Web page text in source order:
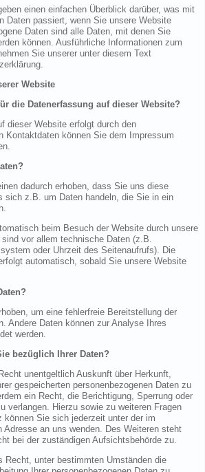
einen einfachen Überblick darüber, was mit
Daten passiert, wenn Sie unsere Website
Daten sind alle Daten, mit denen Sie
können. Ausführliche Informationen zum
Sie unserer unter diesem Text
Website
die Datenerfassung auf dieser Website?
dieser Website erfolgt durch den
Kontaktdaten können Sie dem Impressum
dadurch erhoben, dass Sie uns diese
sich z.B. um Daten handeln, die Sie in ein
beim Besuch der Website durch unsere
vor allem technische Daten (z.B.
oder Uhrzeit des Seitenaufrufs). Die
automatisch, sobald Sie unsere Website
um eine fehlerfreie Bereitstellung der
Andere Daten können zur Analyse Ihres
werden.
bezüglich Ihrer Daten?
unentgeltlich Auskunft über Herkunft,
gespeicherten personenbezogenen Daten zu
ein Recht, die Berichtigung, Sperrung oder
verlangen. Hierzu sowie zu weiteren Fragen
können Sie sich jederzeit unter der im
Adresse an uns wenden. Des Weiteren steht
bei der zuständigen Aufsichtsbehörde zu.
Recht, unter bestimmten Umständen die